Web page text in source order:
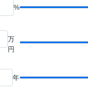
%
万
円
年